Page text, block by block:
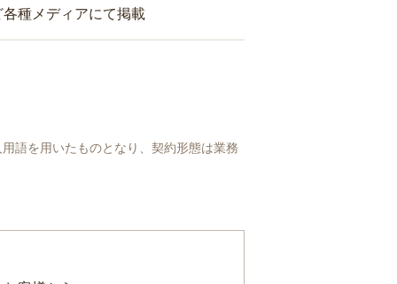
種メディアにて掲載
語を用いたものとなり、契約形態は業務